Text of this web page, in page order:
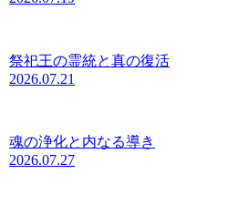
祭祀王の霊統と真の復活
2026.07.21
魂の浄化と内なる導き
2026.07.27